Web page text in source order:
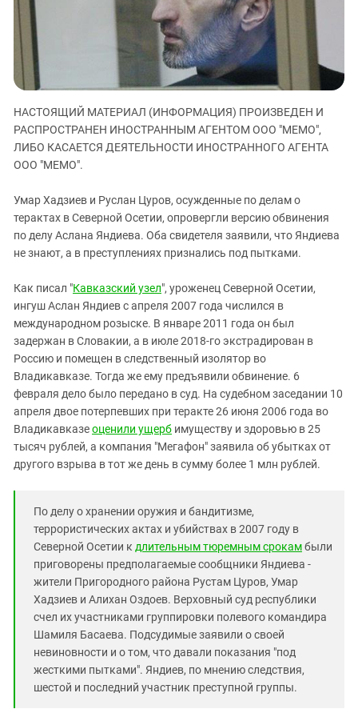
ЗАСТАВЛЯЕТ
КАВКАЗ ЗА ПАЛЕСТИНУ
ИНАКОМЫСЛИЕ В ЧЕЧНЕ
ПРЕСЛЕДОВАНИЕ АКТИВИСТОВ
МОБИЛИЗАЦИЯ И ПРОТЕСТЫ
Дагестан
Ингушетия
Кабардино-Балкария
Калмыкия
Карачаево-Черкесия
Краснодарский край
Нагорный Карабах
Ростовская область
Северная Осетия - Алания
Ставропольский край
Чечня
Южная Осетия
Южный Кавказ
ЮФО
НАСТОЯЩИЙ МАТЕРИАЛ (ИНФОРМАЦИЯ) ПРОИЗВЕДЕН И
РАСПРОСТРАНЕН ИНОСТРАННЫМ АГЕНТОМ ООО "МЕМО",
ЛИБО КАСАЕТСЯ ДЕЯТЕЛЬНОСТИ ИНОСТРАННОГО АГЕНТА
ООО "МЕМО".
Умар Хадзиев и Руслан Цуров, осужденные по делам о
терактах в Северной Осетии, опровергли версию обвинения
по делу Аслана Яндиева. Оба свидетеля заявили, что Яндиева
не знают, а в преступлениях признались под пытками.
Как писал "Кавказский узел", уроженец Северной Осетии,
ингуш Аслан Яндиев с апреля 2007 года числился в
международном розыске. В январе 2011 года он был
задержан в Словакии, а в июле 2018-го экстрадирован в
Россию и помещен в следственный изолятор во
Владикавказе. Тогда же ему предъявили обвинение. 6
февраля дело было передано в суд. На судебном заседании 10
апреля двое потерпевших при теракте 26 июня 2006 года во
Владикавказеоценили ущерб имуществу и здоровью в 25
тысяч рублей, а компания "Мегафон" заявила об убытках от
другого взрыва в тот же день в сумму более 1 млн рублей.
По делу о хранении оружия и бандитизме,
террористических актах и убийствах в 2007 году в
Северной Осетии к длительным тюремным срокамбыли
приговорены предполагаемые сообщники Яндиева -
жители Пригородного района Рустам Цуров, Умар
Хадзиев и Алихан Оздоев. Верховный суд республики
счел их участниками группировки полевого командира
Шамиля Басаева. Подсудимые заявили о своей
невиновности и о том, что давали показания "под
жесткими пытками". Яндиев, по мнению следствия,
шестой и последний участник преступной группы.